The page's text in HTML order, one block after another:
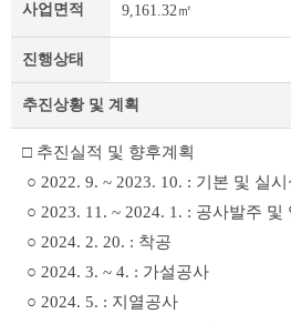
사업면적 9,161.32㎡
진행상태
추진상황 및 계획
□ 추진실적 및 향후계획
○ 2022. 9. ~ 2023. 10. : 기본 및 실시
○ 2023. 11. ~ 2024. 1. : 공사발주 및
○ 2024. 2. 20. : 착공
○ 2024. 3. ~ 4. : 가설공사
○ 2024. 5. : 지열공사